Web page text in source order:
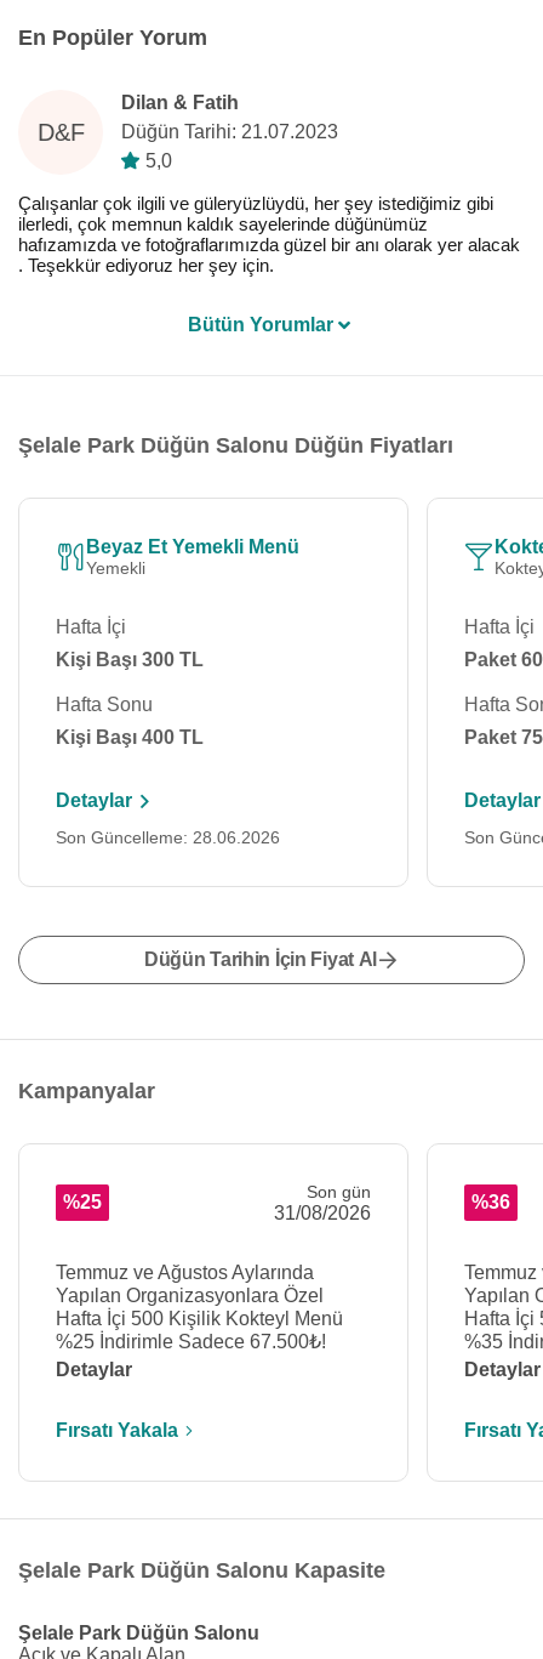
En Popüler Yorum
D&F
Dilan & Fatih
Düğün Tarihi: 21.07.2023
5,0
Çalışanlar çok ilgili ve güleryüzlüydü, her şey istediğimiz gibi
ilerledi, çok memnun kaldık sayelerinde düğünümüz
hafızamızda ve fotoğraflarımızda güzel bir anı olarak yer alacak
. Teşekkür ediyoruz her şey için.
Bütün Yorumlar
Şelale Park Düğün Salonu Düğün Fiyatları
Beyaz Et Yemekli Menü
Yemekli
Hafta İçi
Kişi Başı 300 TL
Hafta Sonu
Kişi Başı 400 TL
Detaylar
Son Güncelleme: 28.06.2026
Hafta İçi
Paket
Hafta
Paket
Detaylar
Son
Düğün Tarihin İçin Fiyat Al
Kampanyalar
%25 Son gün
31/08/2026
Temmuz ve Ağustos Aylarında
Yapılan Organizasyonlara Özel
Hafta İçi 500 Kişilik Kokteyl Menü
%25 İndirimle Sadece 67.500₺!
Detaylar
Fırsatı Yakala
%36
Temmuz
Yapılan
Hafta İçi
%35
Detaylar
Fırsatı
Şelale Park Düğün Salonu Kapasite
Şelale Park Düğün Salonu
Açık ve Kapalı Alan